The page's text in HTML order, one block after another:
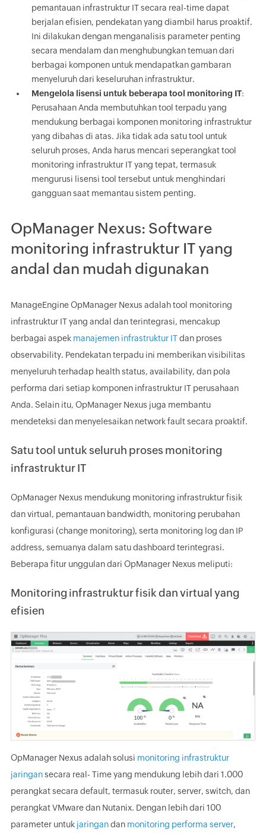
pemantauan infrastruktur IT secara real-time dapat
berjalan efisien, pendekatan yang diambil harus proaktif.
Ini dilakukan dengan menganalisis parameter penting
secara mendalam dan menghubungkan temuan dari
berbagai komponen untuk mendapatkan gambaran
menyeluruh dari keseluruhan infrastruktur.
Mengelola lisensi untuk beberapa tool monitoring IT:
Perusahaan Anda membutuhkan tool terpadu yang
mendukung berbagai komponen monitoring infrastruktur
yang dibahas di atas. Jika tidak ada satu tool untuk
seluruh proses, Anda harus mencari seperangkat tool
monitoring infrastruktur IT yang tepat, termasuk
mengurusi lisensi tool tersebut untuk menghindari
gangguan saat memantau sistem penting.
OpManager Nexus: Software
monitoring infrastruktur IT yang
andal dan mudah digunakan
ManageEngine OpManager Nexus adalah tool monitoring
infrastruktur IT yang andal dan terintegrasi, mencakup
berbagai aspek manajemen infrastruktur ITdan proses
observability. Pendekatan terpadu ini memberikan visibilitas
menyeluruh terhadap health status, availability, dan pola
performa dari setiap komponen infrastruktur IT perusahaan
Anda. Selain itu, OpManager Nexus juga membantu
mendeteksi dan menyelesaikan network fault secara proaktif.
Satu tool untuk seluruh proses monitoring
infrastruktur IT
OpManager Nexus mendukung monitoring infrastruktur fisik
dan virtual, pemantauan bandwidth, monitoring perubahan
konfigurasi (change monitoring), serta monitoring log dan IP
address, semuanya dalam satu dashboard terintegrasi.
Beberapa fitur unggulan dari OpManager Nexus meliputi:
Monitoring infrastruktur fisik dan virtual yang
efisien
OpManager Nexus adalah solusi monitoring infrastruktur
jaringansecara real- Time yang mendukung lebih dari 1.000
perangkat secara default, termasuk router, server, switch, dan
perangkat VMware dan Nutanix. Dengan lebih dari 100
parameter untuk jaringandan monitoring performa server,